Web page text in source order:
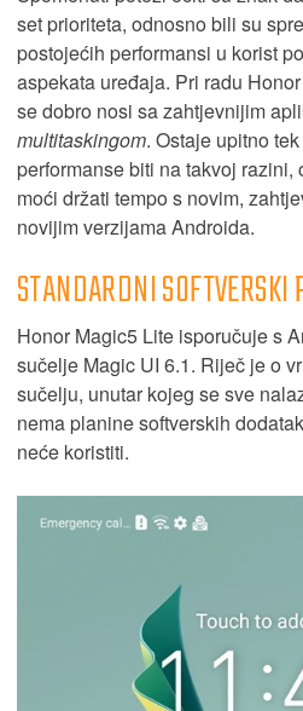
set prioriteta, odnosno bili su
postojećih performansi u korist
aspekata uređaja. Pri radu
se dobro nosi sa zahtjevnijim
multitaskingom. Ostaje upitno
performanse biti na takvoj
moći držati tempo s novim,
novijim verzijama Androida.
STANDARDNI SOFTVERSKI
Honor Magic5 Lite isporučuje s
sučelje Magic UI 6.1. Riječ je o
sučelju, unutar kojeg se sve
nema planine softverskih
neće koristiti.